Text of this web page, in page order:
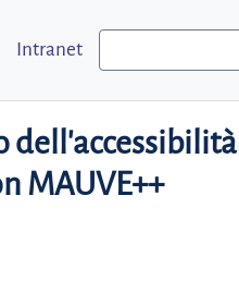
Intranet
MAUVE++